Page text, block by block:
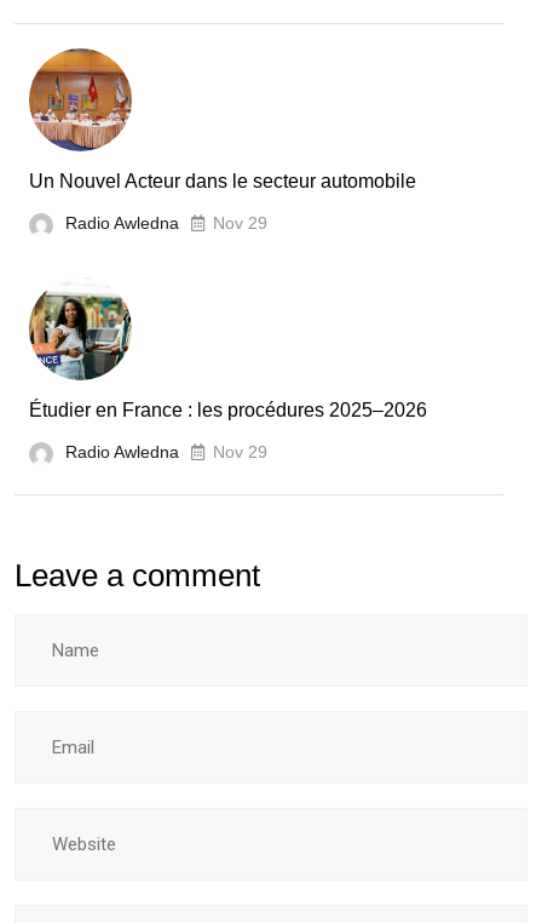
la
France
et
écoles
Un Nouvel Acteur dans le secteur automobile
Radio Awledna Nov 29
Étudier en France : les procédures 2025–2026
Radio Awledna Nov 29
Leave a comment